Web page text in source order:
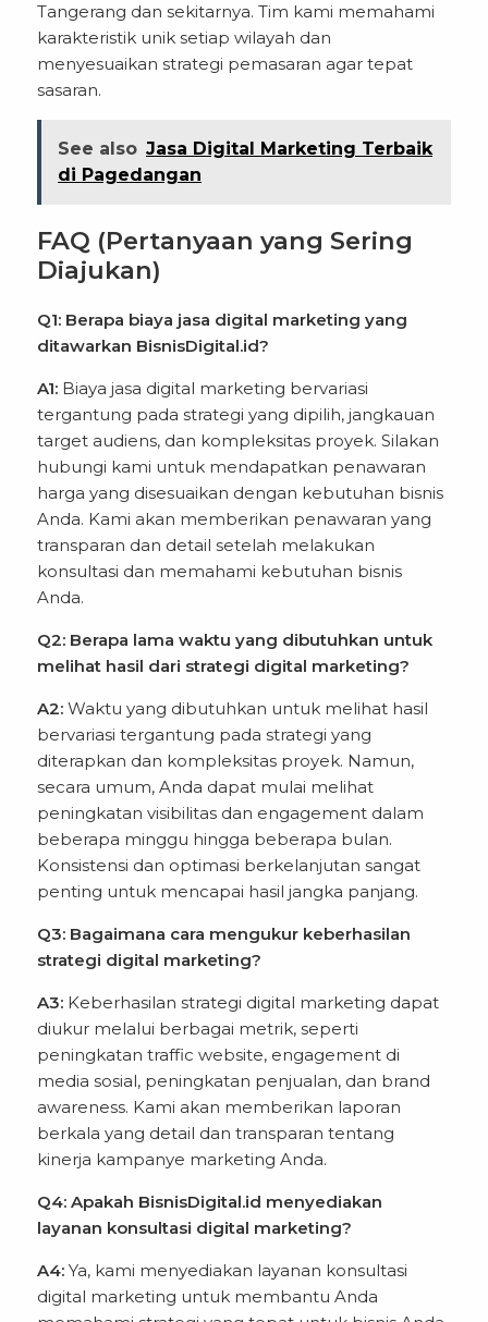
Tangerang dan sekitarnya. Tim kami memahami
karakteristik unik setiap wilayah dan
menyesuaikan strategi pemasaran agar tepat
sasaran.
See also Jasa Digital Marketing Terbaik
di Pagedangan
FAQ (Pertanyaan yang Sering
Diajukan)
Q1: Berapa biaya jasa digital marketing yang
ditawarkan BisnisDigital.id?
A1: Biaya jasa digital marketing bervariasi
tergantung pada strategi yang dipilih, jangkauan
target audiens, dan kompleksitas proyek. Silakan
hubungi kami untuk mendapatkan penawaran
harga yang disesuaikan dengan kebutuhan bisnis
Anda. Kami akan memberikan penawaran yang
transparan dan detail setelah melakukan
konsultasi dan memahami kebutuhan bisnis
Anda.
Q2: Berapa lama waktu yang dibutuhkan untuk
melihat hasil dari strategi digital marketing?
A2: Waktu yang dibutuhkan untuk melihat hasil
bervariasi tergantung pada strategi yang
diterapkan dan kompleksitas proyek. Namun,
secara umum, Anda dapat mulai melihat
peningkatan visibilitas dan engagement dalam
beberapa minggu hingga beberapa bulan.
Konsistensi dan optimasi berkelanjutan sangat
penting untuk mencapai hasil jangka panjang.
Q3: Bagaimana cara mengukur keberhasilan
strategi digital marketing?
A3: Keberhasilan strategi digital marketing dapat
diukur melalui berbagai metrik, seperti
peningkatan traffic website, engagement di
media sosial, peningkatan penjualan, dan brand
awareness. Kami akan memberikan laporan
berkala yang detail dan transparan tentang
kinerja kampanye marketing Anda.
Q4: Apakah BisnisDigital.id menyediakan
layanan konsultasi digital marketing?
A4: Ya, kami menyediakan layanan konsultasi
digital marketing untuk membantu Anda